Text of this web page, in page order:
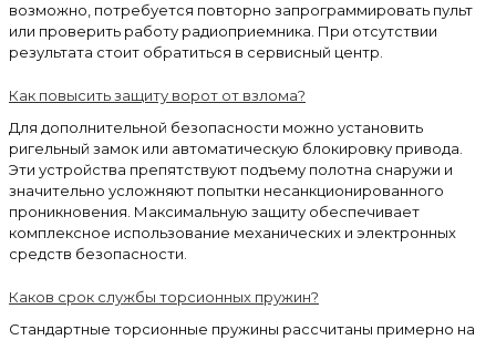
возможно, потребуется повторно запрограммировать пульт
или проверить работу радиоприемника. При отсутствии
результата стоит обратиться в сервисный центр.
Как повысить защиту ворот от взлома?
Для дополнительной безопасности можно установить
ригельный замок или автоматическую блокировку привода.
Эти устройства препятствуют подъему полотна снаружи и
значительно усложняют попытки несанкционированного
проникновения. Максимальную защиту обеспечивает
комплексное использование механических и электронных
средств безопасности.
Каков срок службы торсионных пружин?
Стандартные торсионные пружины рассчитаны примерно на